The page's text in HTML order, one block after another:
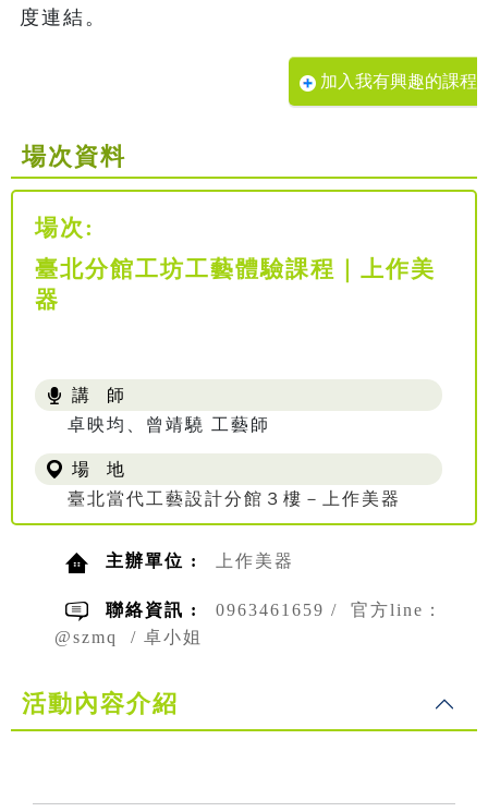
度連結。
加入我有興趣的課程
場次資料
場次:
臺北分館工坊工藝體驗課程｜上作美
器
講 師
卓映均、曾靖驍 工藝師
場 地
臺北當代工藝設計分館３樓－上作美器
主辦單位 : 上作美器
聯絡資訊 :
0963461659 / 官方line：
@szmq / 卓小姐
活動內容介紹